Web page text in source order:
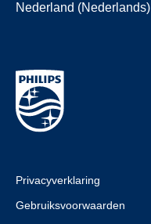
Nederland (Nederlands)
Privacyverklaring
Gebruiksvoorwaarden